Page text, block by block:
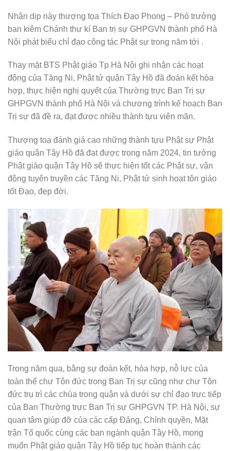
Nhân dịp này thượng tọa Thích Đạo Phong – Phó trưởng
ban kiêm Chánh thư kí Ban trị sự GHPGVN thành phố Hà
Nội phát biểu chỉ đạo công tác Phật sự trong năm tới .
Thay mặt BTS Phật giáo Tp Hà Nội ghi nhận các hoạt
động của Tăng Ni, Phật tử quận Tây Hồ đã đoàn kết hòa
hợp, thực hiện nghị quyết của Thường trực Ban Trị sự
GHPGVN thành phố Hà Nội và chương trình kế hoạch Ban
Trị sự đã đề ra, đạt được nhiều thành tựu viên mãn.
Thượng toạ đánh giá cao những thành tựu Phật sự Phật
giáo quận Tây Hồ đã đạt được trong năm 2024, tin tưởng
Phật giáo quận Tây Hồ sẽ thực hiện tốt các Phật sự, vận
động tuyên truyền các Tăng Ni, Phật tử sinh hoạt tôn giáo
tốt Đạo, đẹp đời.
Trong năm qua, bằng sự đoàn kết, hòa hợp, nỗ lực của
toàn thể chư Tôn đức trong Ban Trị sự cũng như chư Tôn
đức trụ trì các chùa trong quận và dưới sự chỉ đạo trực tiếp
của Ban Thường trực Ban Trị sự GHPGVN TP. Hà Nội, sự
quan tâm giúp đỡ của các cấp Đảng, Chính quyền, Mặt
trận Tổ quốc cùng các ban ngành quận Tây Hồ, mong
muốn Phật giáo quận Tây Hồ tiếp tục hoàn thành các